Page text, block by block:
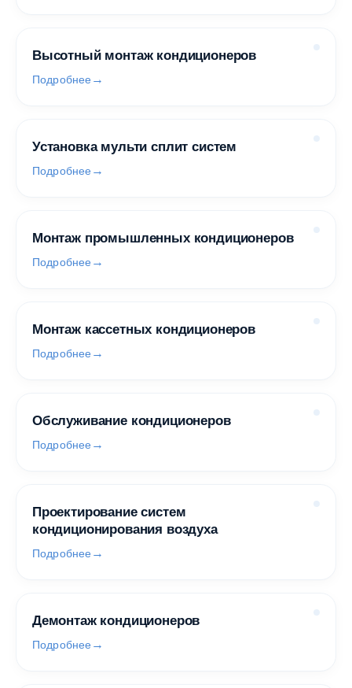
Высотный монтаж кондиционеров
Подробнее
Установка мульти сплит систем
Подробнее
Монтаж промышленных кондиционеров
Подробнее
Монтаж кассетных кондиционеров
Подробнее
Обслуживание кондиционеров
Подробнее
Проектирование систем
кондиционирования воздуха
Подробнее
Демонтаж кондиционеров
Подробнее